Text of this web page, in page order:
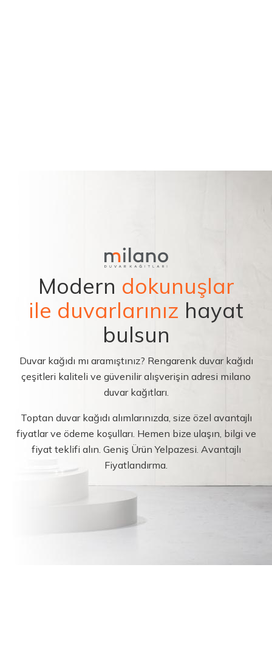
Modern dokunuşlar
ile duvarlarınız hayat
bulsun
Duvar kağıdı mı aramıştınız? Rengarenk duvar kağıdı
çeşitleri kaliteli ve güvenilir alışverişin adresi milano
duvar kağıtları.
Toptan duvar kağıdı alımlarınızda, size özel avantajlı
fiyatlar ve ödeme koşulları. Hemen bize ulaşın, bilgi ve
fiyat teklifi alın. Geniş Ürün Yelpazesi. Avantajlı
Fiyatlandırma.